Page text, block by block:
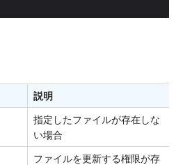
説明
指定したファイルが存在しな
い場合
ファイルを更新する権限が存